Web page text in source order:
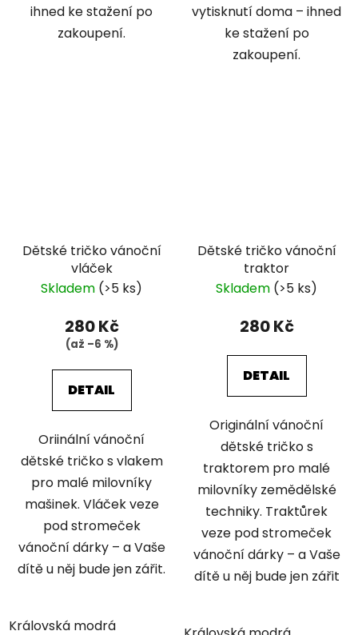
ihned ke stažení po
zakoupení.
vytisknutí doma – ihned
ke stažení po
zakoupení.
Dětské tričko vánoční
vláček
Skladem (>5 ks)
280 Kč
(až –6 %)
DETAIL
Oriinální vánoční
dětské tričko s vlakem
pro malé milovníky
mašinek. Vláček veze
pod stromeček
vánoční dárky – a Vaše
dítě u něj bude jen zářit.
Královská modrá
Dětské tričko vánoční
traktor
Skladem (>5 ks)
280 Kč
DETAIL
Originální vánoční
dětské tričko s
traktorem pro malé
milovníky zemědělské
techniky. Traktůrek
veze pod stromeček
vánoční dárky – a Vaše
dítě u něj bude jen zářit